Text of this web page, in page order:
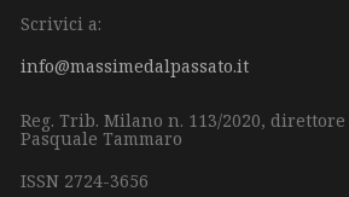
Scrivici a:
info@massimedalpassato.it
Reg. Trib. Milano n. 113/2020,
Pasquale Tammaro
ISSN 2724-3656